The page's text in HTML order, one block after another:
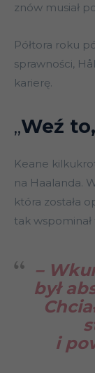
znów musiał
Półtora roku
sprawności,
karierę.
„Weź
Keane
na Haalanda.
która została
tak wspominał
–
był
i